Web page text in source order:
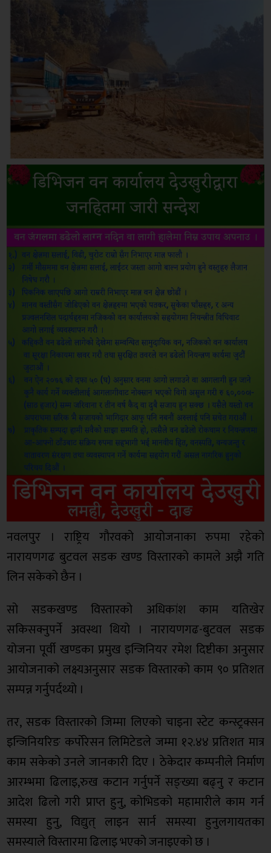
नवलपुर । राष्ट्रिय गौरवको आयोजनाका रुपमा रहेको
नारायणगढ बुटवल सडक खण्ड विस्तारको कामले अझै गति
लिन सकेको छैन ।
सो सडकखण्ड विस्तारको अधिकांश काम यतिखेर
सकिसक्नुपर्ने अवस्था थियो । नारायणगढ-बुटवल सडक
योजना पूर्वी खण्डका प्रमुख इन्जिनियर रमेश दिष्टीका अनुसार
आयोजनाको लक्ष्यअनुसार सडक विस्तारको काम ९० प्रतिशत
सम्पन्न गर्नुपर्दथ्यो ।
तर, सडक विस्तारको जिम्मा लिएको चाइना स्टेट कन्स्ट्रक्सन
इन्जिनियरिङ कर्पोरेसन लिमिटेडले जम्मा १२.४४ प्रतिशत मात्र
काम सकेको उनले जानकारी दिए । ठेकेदार कम्पनीले निर्माण
आरम्भमा ढिलाइ,रुख कटान गर्नुपर्ने सङ्ख्या बढ्नु र कटान
आदेश ढिलो गरी प्राप्त हुनु, कोभिडको महामारीले काम गर्न
समस्या हुनु, विद्युत् लाइन सार्न समस्या हुनुलगायतका
समस्याले विस्तारमा ढिलाइ भएको जनाइएको छ ।